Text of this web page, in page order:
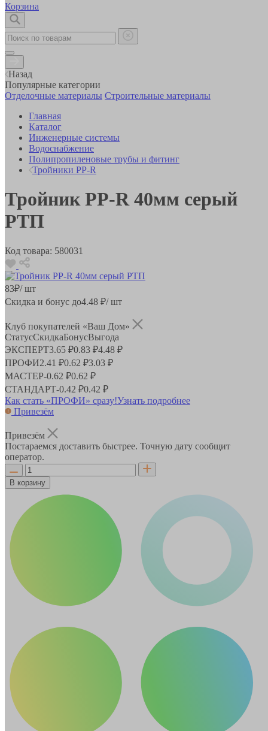
Корзина
Назад
Популярные категории
Отделочные материалы Строительные материалы
Главная
Каталог
Инженерные системы
Водоснабжение
Полипропиленовые трубы и фитинг
Тройники PP-R
Тройник РР-R 40мм серый
РТП
Код товара: 580031
83₽/ шт
Скидка и бонус до4.48 ₽/ шт
Клуб покупателей «Ваш Дом»
СтатусСкидкаБонусВыгода
ЭКСПЕРТ3.65 ₽0.83 ₽4.48 ₽
ПРОФИ2.41 ₽0.62 ₽3.03 ₽
МАСТЕР-0.62 ₽0.62 ₽
СТАНДАРТ-0.42 ₽0.42 ₽
Как стать «ПРОФИ» сразу!Узнать подробнее
Привезём
Привезём
Постараемся доставить быстрее. Точную дату сообщит
оператор.
В корзину